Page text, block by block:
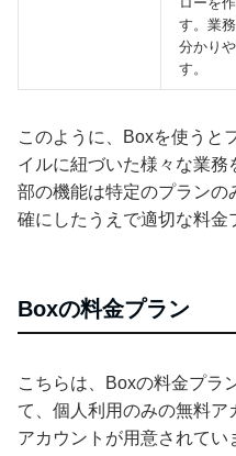
す。業
分かり
す。
このように、Boxを使うと
イルに紐づいた様々な業
部の機能は特定のプランの
確にしたうえで適切な料金
Boxの料金プラン
こちらは、Boxの料金プラ
て、個人利用のみの無料
アカウントが用意されて